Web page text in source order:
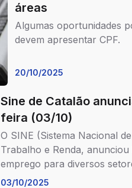
áreas
Algumas oportunidades
devem apresentar CPF.
20/10/2025
Sine de Catalão
feira (03/10)
O SINE (Sistema Nacional
Trabalho e Renda,
emprego para diversos
03/10/2025